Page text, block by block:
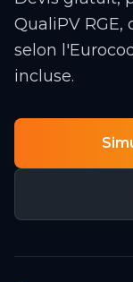
QualiPV
selon
incluse.